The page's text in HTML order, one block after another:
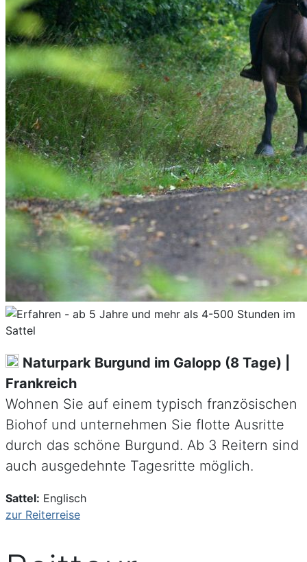
Naturpark Burgund im Galopp (8 Tage) |
Frankreich
Wohnen Sie auf einem typisch französischen
Biohof und unternehmen Sie flotte Ausritte
durch das schöne Burgund. Ab 3 Reitern sind
auch ausgedehnte Tagesritte möglich.
Sattel: Englisch
zur Reiterreise